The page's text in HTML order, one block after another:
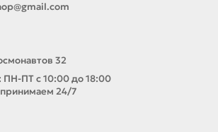
32
ПН-ПТ с 10:00 до 18:00
24/7